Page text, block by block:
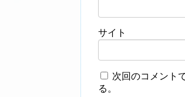
サイト
次回のコメント
る。